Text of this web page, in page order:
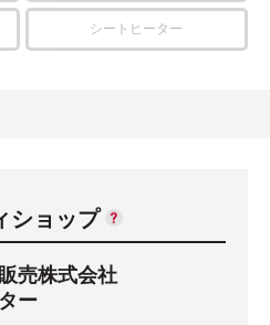
シートヒーター
ショップ
売株式会社
ー